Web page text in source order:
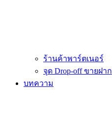
ร้านค้าพาร์ตเนอร์
จุด Drop-off ขายฝาก
บทความ